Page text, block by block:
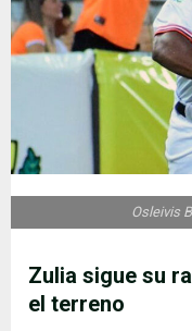
Zulia sigue su
el terreno
Osleivis